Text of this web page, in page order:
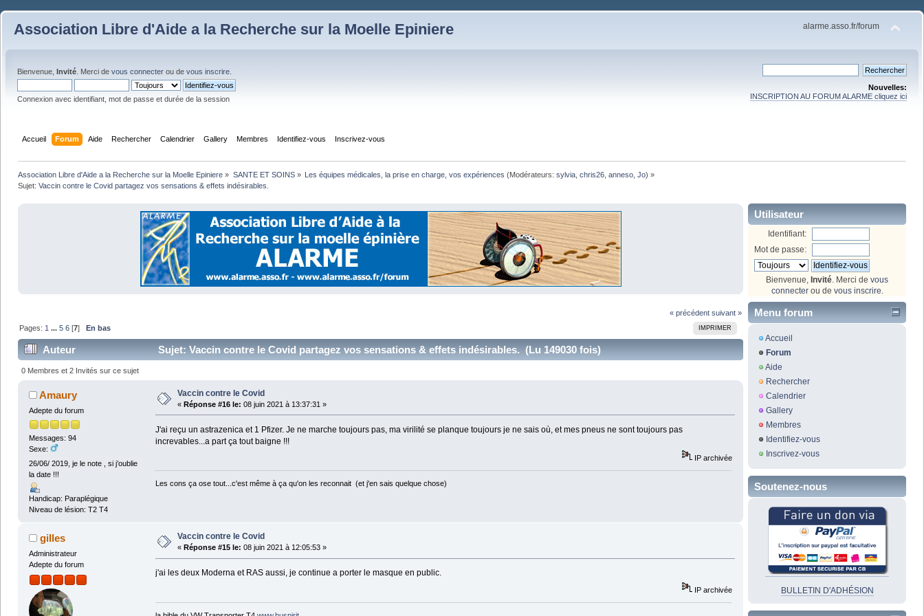
Association Libre d'Aide a la Recherche sur la Moelle Epiniere alarme.asso.fr/forum
Bienvenue, Invité . Merci de vous connecter ou de vous inscrire
Connexion avec identifiant, mot de passe et durée de la session
Nouvelles:
INSCRIPTION AU FORUM ALARME cliquez ici
Accueil Forum Aide Rechercher Calendrier Gallery Membres Identifiez-vous Inscrivez-vous
Association Libre d'Aide a la Recherche sur la Moelle Epiniere » SANTE ET SOINS» Les équipes médicales, la prise en charge, vos expériences (Modérateurs: sylvia, chris26, anneso, Jo) »
Sujet:Vaccin contre le Covid partagez vos sensations & effets indésirables.
« précédent suivant »
IMPRIMER
Pages: 1 ...5 6 [7] En bas
Auteur Sujet: Vaccin contre le Covid partagez vos sensations & effets indésirables. (Lu 149030 fois)
0 Membres et 2 Invités sur ce sujet
Amaury
Adepte du forum
Messages: 94
Sexe:
26/06/ 2019, je le note , si j’oublie
la date !!!
Handicap: Paraplégique
Niveau de lésion: T2 T4
Vaccin contre le Covid
« Réponse #16 le: 08 juin 2021 à 13:37:31 »
J'ai reçu un astrazenica et 1 Pfizer. Je ne marche toujours pas, ma virilité se planque toujours je ne sais où, et mes pneus ne sont toujours pas
increvables...a part ça tout baigne !!!
IP archivée
Les cons ça ose tout...c'est même à ça qu'on les reconnait (et j'en sais quelque chose)
gilles
Administrateur
Adepte du forum
Vaccin contre le Covid
« Réponse #15 le: 08 juin 2021 à 12:05:53 »
j'ai les deux Moderna et RAS aussi, je continue a porter le masque en public.
IP archivée
Utilisateur
Identifiant:
Mot de passe:
Bienvenue, Invité . Merci de vous
connecterou de vous inscrire
Menu forum
Accueil
Forum
Aide
Rechercher
Calendrier
Gallery
Membres
Identifiez-vous
Inscrivez-vous
Soutenez-nous
BULLETIN D'ADHÉSION